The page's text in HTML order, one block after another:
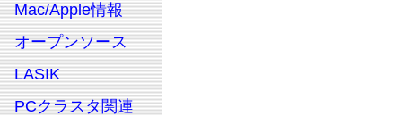
Mac/Apple情報
オープンソース
LASIK
PCクラスタ関連